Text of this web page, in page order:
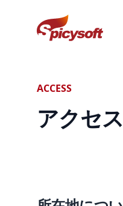
スパイシーソフト株
ACCESS
アクセス